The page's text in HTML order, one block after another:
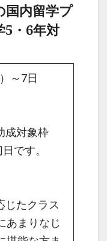
国内留学プ
5・6年対
～7日
成対象枠
です。
じたクラス
あまりなじ